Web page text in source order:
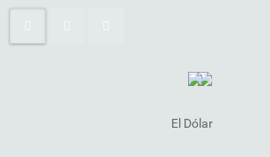
El Dólar